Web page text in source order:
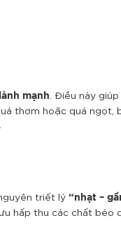
mạnh . Điều này
thơm hoặc quá ngọt,
triết lý“nhạt –
hấp thu các chất béo